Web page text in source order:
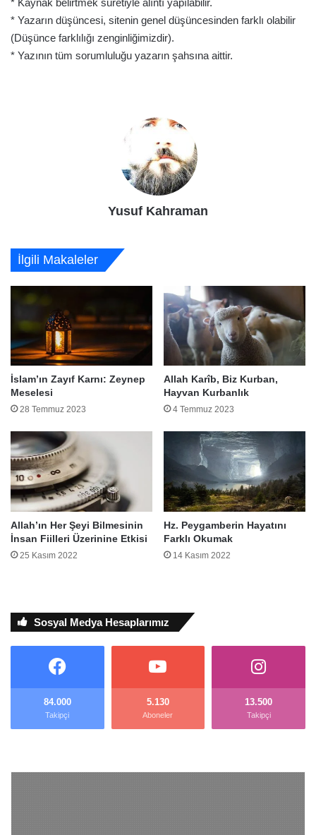
* Yazarın düşüncesi, sitenin genel düşüncesinden farklı olabilir
(Düşünce farklılığı zenginliğimizdir).
* Yazının tüm sorumluluğu yazarın şahsına aittir.
Yusuf Kahraman
İlgili Makaleler
İslam’ın Zayıf Karnı: Zeynep
Meselesi
28 Temmuz 2023
Allah Karîb, Biz Kurban,
Hayvan Kurbanlık
4 Temmuz 2023
Allah’ın Her Şeyi Bilmesinin
İnsan Fiilleri Üzerinine Etkisi
25 Kasım 2022
Hz. Peygamberin Hayatını
Farklı Okumak
14 Kasım 2022
Sosyal Medya Hesaplarımız
84.000
Takipçi
5.130
Aboneler
13.500
Takipçi